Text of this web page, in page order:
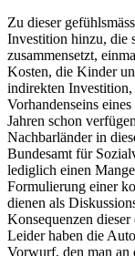
Zu dieser
Investition hinzu, die
zusammensetzt,
Kosten, die Kinder
indirekten
Vorhandenseins
Jahren schon
Nachbarländer in
Bundesamt für
lediglich einen
Formulierung einer
dienen als
Konsequenzen
Leider haben die
Vorwurf, den man an